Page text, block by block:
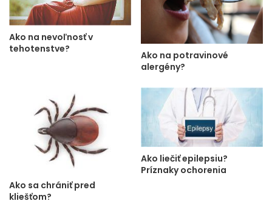
Ako na nevoľnosť v
tehotenstve?
Ako na potravinové
alergény?
Ako sa chrániť pred
kliešťom?
Ako liečiť epilepsiu?
Príznaky ochorenia